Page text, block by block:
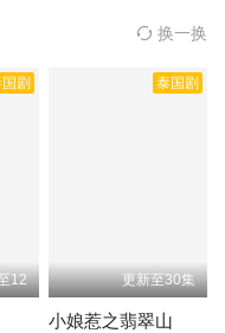
明星的过程中总会有障
等人主演的,于2023
影院，星空影院，西瓜影
免费在线观看。
换一换
剧
12
泰国剧
更新至30集
小娘惹之翡翠山